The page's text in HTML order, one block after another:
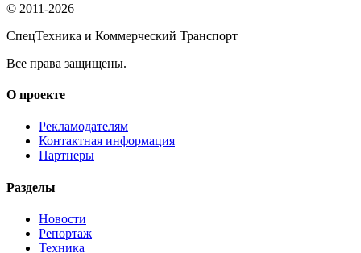
© 2011-2026
СпецТехника и Коммерческий Транспорт
Все права защищены.
О проекте
Рекламодателям
Контактная информация
Партнеры
Разделы
Новости
Репортаж
Техника